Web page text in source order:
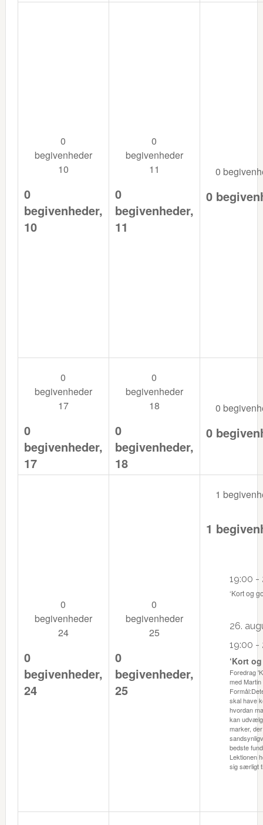
0
begivenheder
10
0
begivenheder,
10
0
begivenheder
11
0
begivenheder,
11
0
0
0
begivenheder
17
0
begivenheder,
17
0
begivenheder
18
0
begivenheder,
18
0
0
0
begivenheder
24
0
begivenheder,
24
0
begivenheder
25
0
begivenheder,
25
1
1
19:00 -
‘Kort og
26.
19:00 -
‘Kort
Foredrag
med
skal have
hvordan
kan
marker, der
bedste
Lektionen
sig særligt